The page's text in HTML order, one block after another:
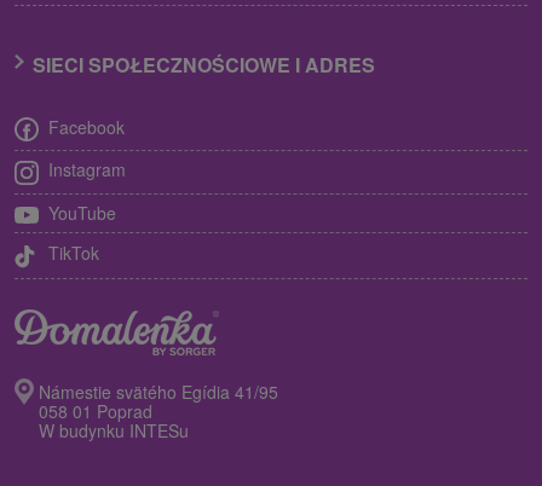
SIECI SPOŁECZNOŚCIOWE I ADRES
Facebook
Instagram
YouTube
TikTok
Námestie svätého Egídia 41/95
058 01 Poprad
W budynku INTESu